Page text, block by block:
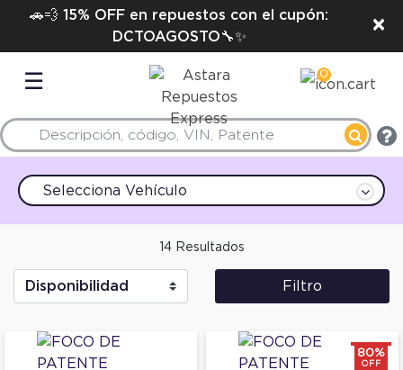
🚗💨 15% OFF en repuestos con el cupón:
DCTOAGOSTO🔧✨
×
☰ 0
Selecciona Vehículo
14 Resultados
Filtro
80%
OFF